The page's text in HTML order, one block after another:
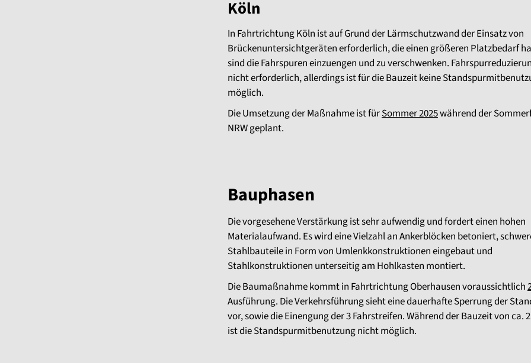
Köln
In Fahrtrichtung Köln ist auf Grund der Lärmschutzwand der Einsatz von
Brückenuntersichtgeräten erforderlich, die einen größeren Platzbedarf
sind die Fahrspuren einzuengen und zu verschwenken.
nicht erforderlich, allerdings ist für die Bauzeit keine
möglich.
Die Umsetzung der Maßnahme ist fürSommer 2025während der
NRW geplant.
Bauphasen
Die vorgesehene Verstärkung ist sehr aufwendig und fordert einen hohen
Materialaufwand. Es wird eine Vielzahl an Ankerblöcken betoniert,
Stahlbauteile in Form von Umlenkkonstruktionen eingebaut und
Stahlkonstruktionen unterseitig am Hohlkasten montiert.
Die Baumaßnahme kommt in Fahrtrichtung Oberhausen voraussichtlich
Ausführung. Die Verkehrsführung sieht eine dauerhafte Sperrung der
vor, sowie die Einengung der 3 Fahrstreifen. Während der Bauzeit von ca.
ist die Standspurmitbenutzung nicht möglich.